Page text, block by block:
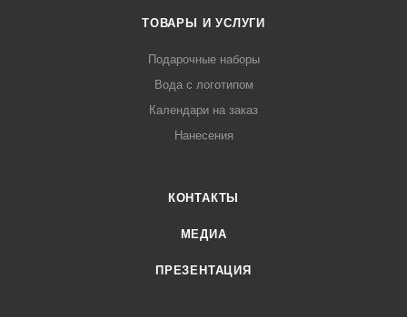
ТОВАРЫ И УСЛУГИ
Подарочные наборы
Вода с логотипом
Календари на заказ
Нанесения
КОНТАКТЫ
МЕДИА
ПРЕЗЕНТАЦИЯ